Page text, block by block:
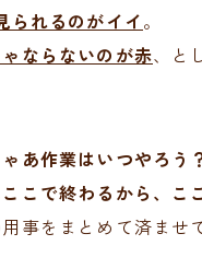
られるのがイイ。
ならないのが赤、と
ゃあ作業はいつやろう
ここで終わるから、こ
事をまとめて済ませ